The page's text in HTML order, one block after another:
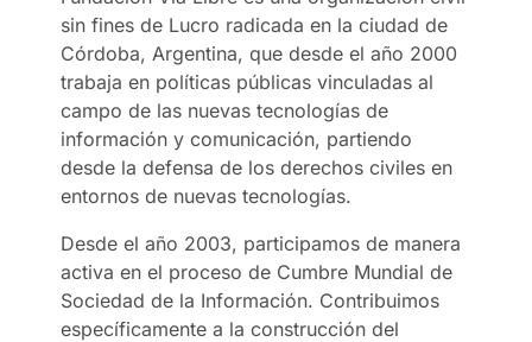
sin fines de Lucro radicada en la ciudad de
Córdoba, Argentina, que desde el año 2000
trabaja en políticas públicas vinculadas al
campo de las nuevas tecnologías de
información y comunicación, partiendo
desde la defensa de los derechos civiles en
entornos de nuevas tecnologías.
Desde el año 2003, participamos de manera
activa en el proceso de Cumbre Mundial de
Sociedad de la Información. Contribuimos
específicamente a la construcción del